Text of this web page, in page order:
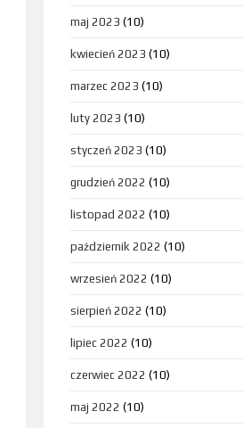
maj 2023 (10)
kwiecień 2023 (10)
marzec 2023 (10)
luty 2023 (10)
styczeń 2023 (10)
grudzień 2022 (10)
listopad 2022 (10)
październik 2022 (10)
wrzesień 2022 (10)
sierpień 2022 (10)
lipiec 2022 (10)
czerwiec 2022 (10)
maj 2022 (10)